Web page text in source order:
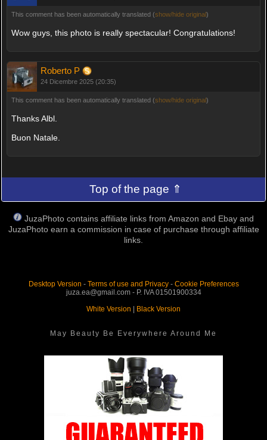
This comment has been automatically translated (show/hide original)
Wow guys, this photo is really spectacular! Congratulations!
Roberto P
24 Dicembre 2025 (20:35)
This comment has been automatically translated (show/hide original)
Thanks Albl.
Buon Natale.
Top of the page ⇑
JuzaPhoto contains affiliate links from Amazon and Ebay and
JuzaPhoto earn a commission in case of purchase through affiliate
links.
Desktop Version - Terms of use and Privacy- Cookie Preferences
juza.ea@gmail.com - P. IVA 01501900334
White Version
Black Version
May Beauty Be Everywhere Around Me